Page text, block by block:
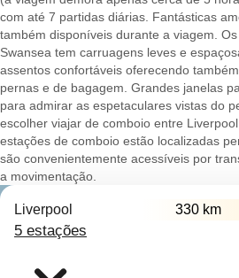
com até 7 partidas diárias. Fantásticas
também disponíveis durante a viagem.
Swansea tem carruagens leves e
assentos confortáveis oferecendo
pernas e de bagagem. Grandes janelas
para admirar as espetaculares vistas do
escolher viajar de comboio entre
estações de comboio estão localizadas
são convenientemente acessíveis por
a movimentação.
Liverpool 330 km
5 estações